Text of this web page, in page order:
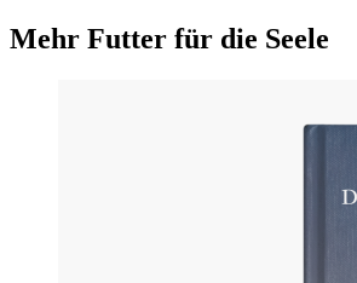
Mehr Futter für die Seele